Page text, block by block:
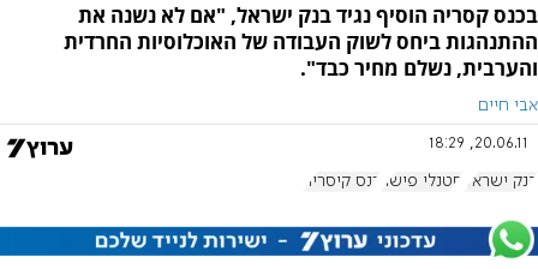
בכנס קסריה הוסיף נגיד בנק ישראל, "אם לא נשנה את
ההתנהגות ביחס לשוק העבודה של האוכלוסיות החרדית
והערבית, נשלם מחיר כבד".
אבי חיים
20.06.11, 18:29
בנק ישראל סטנלי פישר כנס קיסריה